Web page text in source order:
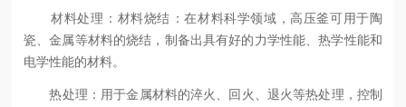
‌材料处理‌：材料烧结‌：在材料科学领域，高压釜可用于陶
瓷、金属等材料的烧结，制备出具有好的力学性能、热学性能和
电学性能的材料‌。
‌热处理‌：用于金属材料的淬火、回火、退火等热处理，控制